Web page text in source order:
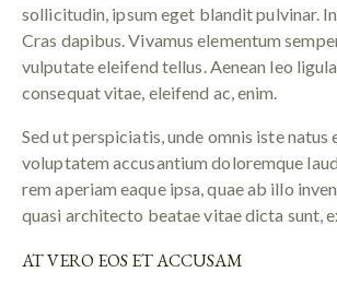
sollicitudin, ipsum eget blandit pulvinar.
Cras dapibus. Vivamus elementum
vulputate eleifend tellus. Aenean leo
consequat vitae, eleifend ac, enim.
Sed ut perspiciatis, unde omnis iste natus
voluptatem accusantium doloremque
rem aperiam eaque ipsa, quae ab illo
quasi architecto beatae vitae dicta sunt,
AT VERO EOS ET ACCUSAM